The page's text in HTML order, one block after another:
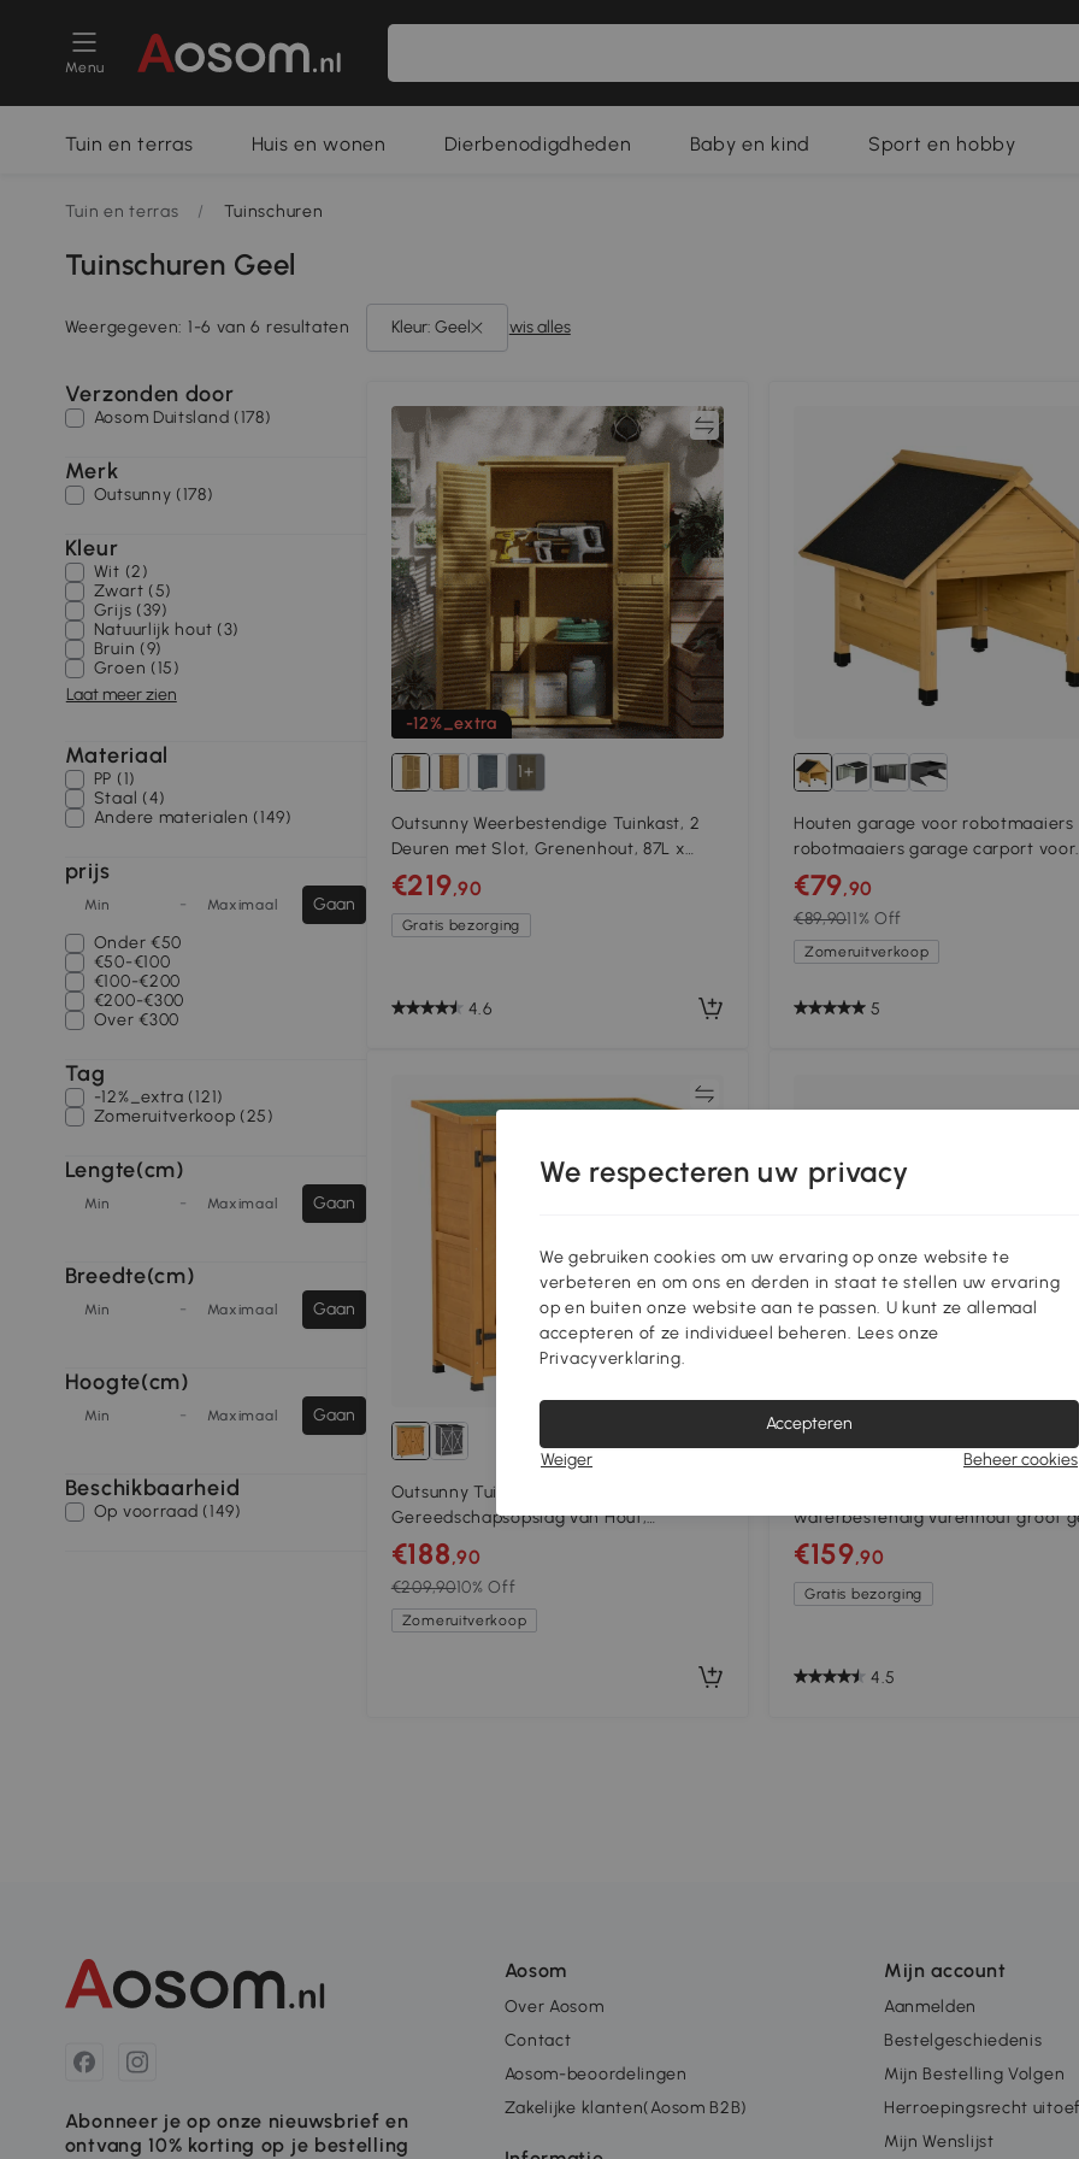
Menu
Tuin en terras Huis en wonen Dierbenodigdheden Baby en kind Sport en hobby
Tuin en terras / Tuinschuren
Tuinschuren Geel
Weergegeven: 1-6 van 6 resultaten wis alles
Kleur: Geel
Verzonden door
Aosom Duitsland (178)
Merk
Outsunny (178)
Kleur
Wit (2)
Zwart (5)
Grijs (39)
Natuurlijk hout (3)
Bruin (9)
Groen (15)
Laat meer zien
Materiaal
PP (1)
Staal (4)
Andere materialen (149)
prijs
Min - Maximaal
Gaan
Onder €50
€50-€100
€100-€200
€200-€300
Over€300
Tag
-12%_extra (121)
Zomeruitverkoop (25)
Lengte(cm)
Min - Maximaal Gaan
Breedte(cm)
Min - Maximaal Gaan
Hoogte(cm)
Min - Maximaal Gaan
Beschikbaarheid
Op voorraad (149)
-12%_extra
Vergelijk
1+
Outsunny Weerbestendige Tuinkast, 2
Deuren met Slot, Grenenhout, 87L x
46,5B x 160H cm, Lichtgeel
€219,90
Gratis bezorging
4.6
Houten garage voor robotmaaiers
robotmaaiers garage carport voor
robotmaaiers
€79,90
€89,9011% Off
Zomeruitverkoop
5
Vergelijk
Outsunny Tuinschuur,
Gereedschapsopslag van Hout,
Weerbestendige Tuinschuur met 2
Deuren en Asfalt Dak 110 x 55 x 117 cm,
Geel
€188,90
€209,9010% Off
Zomeruitverkoop
waterbestendig vurenhout groot
€159,90
Gratis bezorging
4.5
Abonneer je op onze nieuwsbrief en
ontvang 10% korting op je bestelling
Aosom
Over Aosom
Contact
Aosom-beoordelingen
Zakelijke klanten(Aosom B2B)
Mijn account
Aanmelden
Bestelgeschiedenis
Mijn Bestelling Volgen
Herroepingsrecht
Mijn Wenslijst
We respecteren uw privacy
We gebruiken cookies om uw ervaring op onze website te
verbeteren en om ons en derden in staat te stellen uw ervaring
op en buiten onze website aan te passen. U kunt ze allemaal
accepteren of ze individueel beheren. Lees onze
Privacyverklaring.
Accepteren
Weiger
Beheer cookies